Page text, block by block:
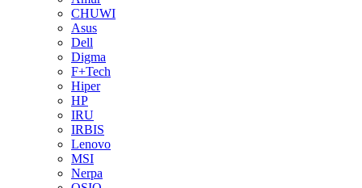
CHUWI
Asus
Dell
Digma
F+Tech
Hiper
HP
IRU
IRBIS
Lenovo
MSI
Nerpa